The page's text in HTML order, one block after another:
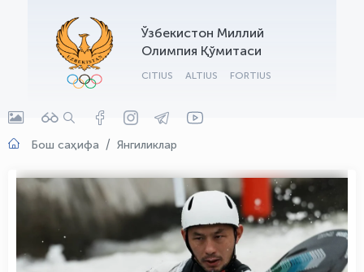
Ўзбекистон Миллий
Олимпия Қўмитаси
CITIUS ALTIUS FORTIUS
Бош саҳифа Янгиликлар
OLYMPCHIK AI - yordamchi
Онлайн · olympic.uz